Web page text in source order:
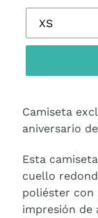
el
producto
tu
carrito
de
compra
Camiseta
aniversario
Esta
cuello
poliéster con
impresión de